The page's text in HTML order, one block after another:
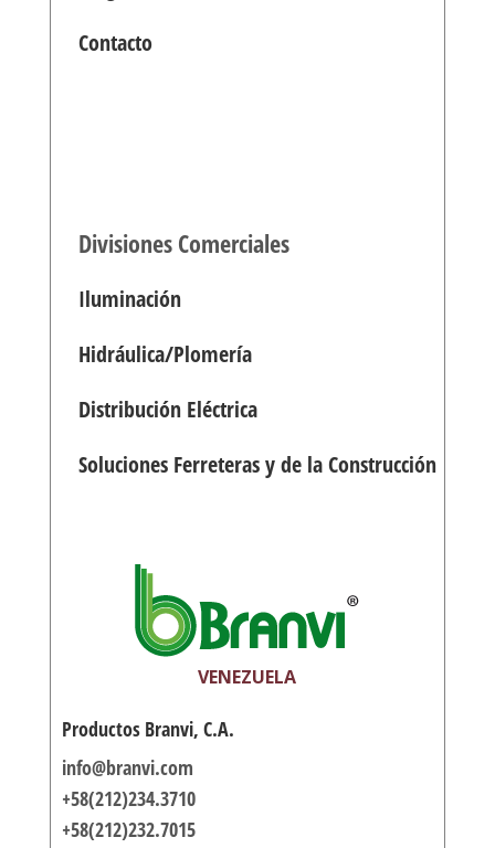
Contacto
Divisiones Comerciales
Iluminación
Hidráulica/Plomería
Distribución Eléctrica
Soluciones Ferreteras y de la Construcción
VENEZUELA
Productos Branvi, C.A.
info@branvi.com
+58(212)234.3710
+58(212)232.7015